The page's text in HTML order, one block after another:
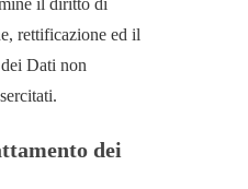
il diritto di
rettificazione ed il
Dati non
dei